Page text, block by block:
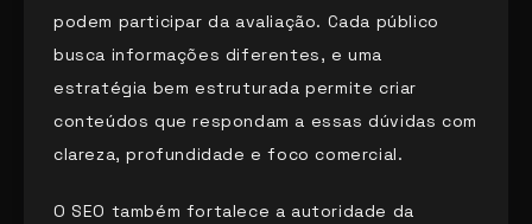
podem participar da avaliação. Cada público
busca informações diferentes, e uma
estratégia bem estruturada permite criar
conteúdos que respondam a essas dúvidas com
clareza, profundidade e foco comercial.
O SEO também fortalece a autoridade da